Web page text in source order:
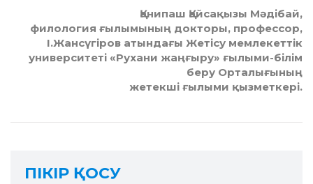
Қанипаш Қайсақызы Мәдібай,
филология ғылымының докторы, профессор,
І.Жансүгіров атындағы Жетісу мемлекеттік
университеті «Рухани жаңғыру» ғылыми-білім
беру Орталығының
жетекші ғылыми қызметкері.
ПІКІР ҚОСУ